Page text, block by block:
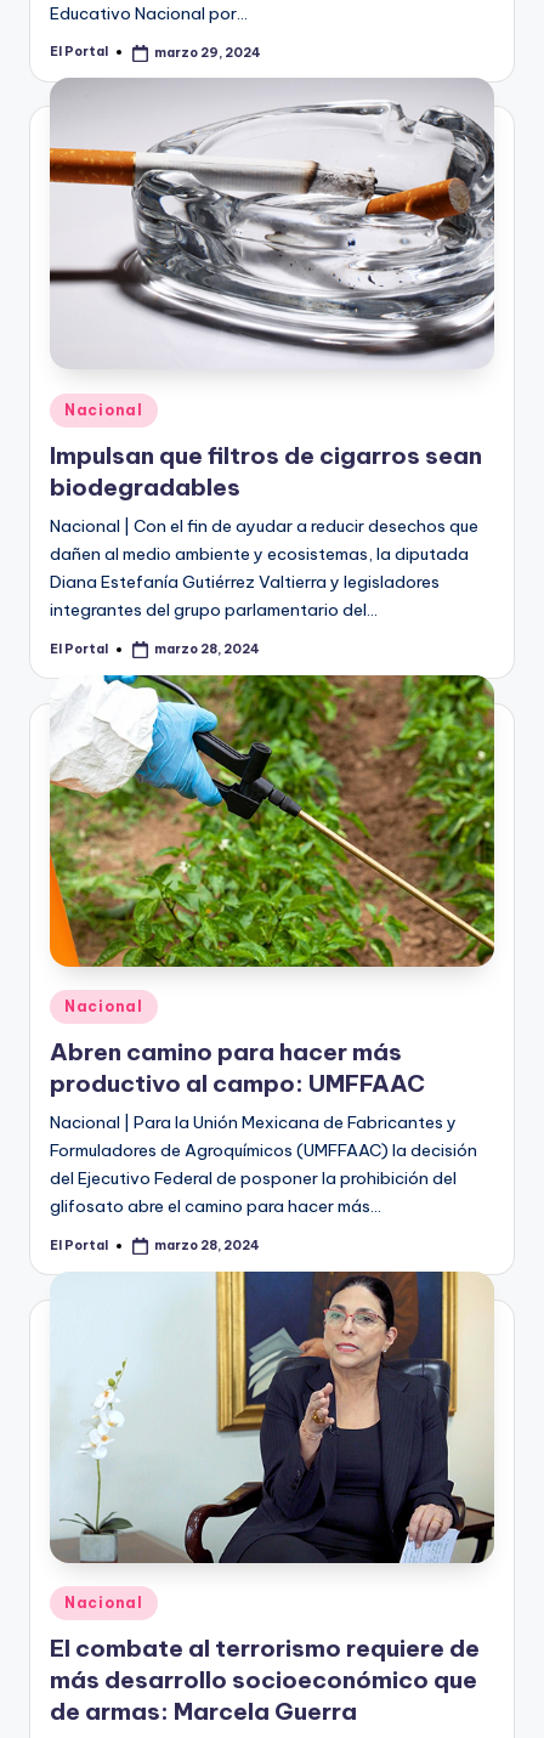
Educativo Nacional por…
Publicado
El Portal marzo 29, 2024
Publicado
en
Nacional
Impulsan que filtros de cigarros sean
biodegradables
Nacional | Con el fin de ayudar a reducir desechos que
dañen al medio ambiente y ecosistemas, la diputada
Diana Estefanía Gutiérrez Valtierra y legisladores
integrantes del grupo parlamentario del…
Publicado
El Portal marzo 28, 2024
Publicado
en
Nacional
Abren camino para hacer más
productivo al campo: UMFFAAC
Nacional | Para la Unión Mexicana de Fabricantes y
Formuladores de Agroquímicos (UMFFAAC) la decisión
del Ejecutivo Federal de posponer la prohibición del
glifosato abre el camino para hacer más…
Publicado
El Portal marzo 28, 2024
Publicado
en
Nacional
El combate al terrorismo requiere de
más desarrollo socioeconómico que
de armas: Marcela Guerra